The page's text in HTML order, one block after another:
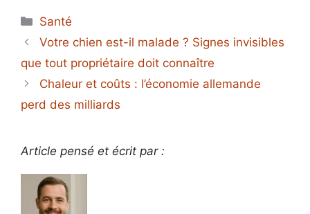
Catégories
Santé
Votre chien est-il malade ? Signes invisibles
que tout propriétaire doit connaître
Chaleur et coûts : l’économie allemande
perd des milliards
Article pensé et écrit par :